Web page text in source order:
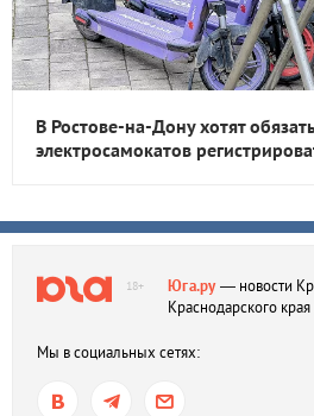
В Ростове-на-Дону хотят
электросамокатов
18+ Юга.ру— новости
Краснодарского
Мы в социальных сетях: